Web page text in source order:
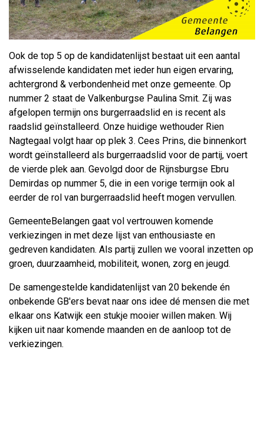
Ook de top 5 op de kandidatenlijst bestaat uit een aantal
afwisselende kandidaten met ieder hun eigen ervaring,
achtergrond & verbondenheid met onze gemeente. Op
nummer 2 staat de Valkenburgse Paulina Smit. Zij was
afgelopen termijn ons burgerraadslid en is recent als
raadslid geïnstalleerd. Onze huidige wethouder Rien
Nagtegaal volgt haar op plek 3. Cees Prins, die binnenkort
wordt geïnstalleerd als burgerraadslid voor de partij, voert
de vierde plek aan. Gevolgd door de Rijnsburgse Ebru
Demirdas op nummer 5, die in een vorige termijn ook al
eerder de rol van burgerraadslid heeft mogen vervullen.
GemeenteBelangen gaat vol vertrouwen komende
verkiezingen in met deze lijst van enthousiaste en
gedreven kandidaten. Als partij zullen we vooral inzetten op
groen, duurzaamheid, mobiliteit, wonen, zorg en jeugd.
De samengestelde kandidatenlijst van 20 bekende én
onbekende GB'ers bevat naar ons idee dé mensen die met
elkaar ons Katwijk een stukje mooier willen maken. Wij
kijken uit naar komende maanden en de aanloop tot de
verkiezingen.